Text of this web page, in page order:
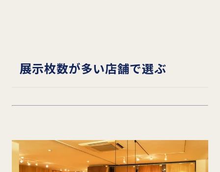
展示枚数が多い店舗で選ぶ